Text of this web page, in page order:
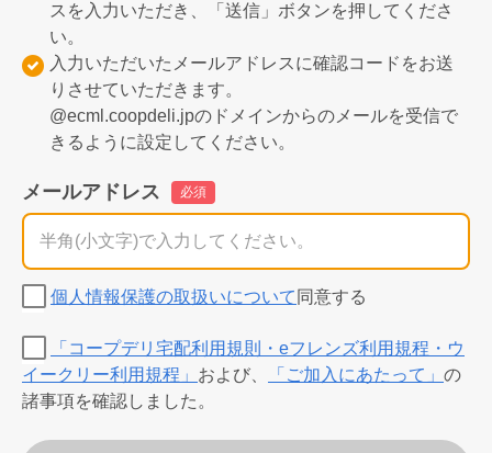
スを入力いただき、「送信」ボタンを押してくださ
い。
入力いただいたメールアドレスに確認コードをお送
りさせていただきます。
@ecml.coopdeli.jpのドメインからのメールを受信で
きるように設定してください。
メールアドレス 必須
個人情報保護の取扱いについて 同意する
「コープデリ宅配利用規則・eフレンズ利用規程・ウ
イークリー利用規程」 および、 「ご加入にあたって」 の
諸事項を確認しました。